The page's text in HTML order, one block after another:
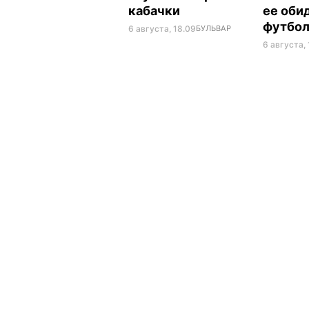
кабачки
6 августа, 18.09БУЛЬВАР
ее
6 августа,